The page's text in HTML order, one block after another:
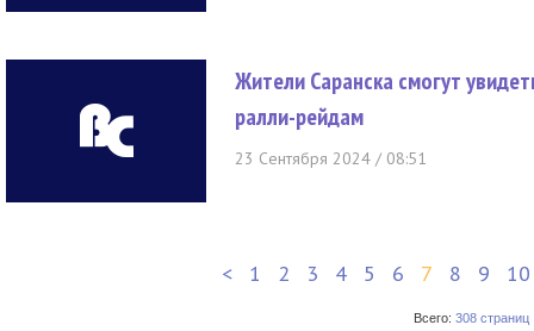
Жители Саранска смогут
ралли-рейдам
23 Сентября 2024 / 08:51
< 1 2 3 4 5 6 7 8 9 10
Всего: 308 страниц